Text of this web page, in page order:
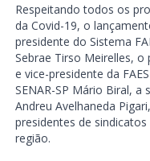
Respeitando todos os
da Covid-19, o
presidente do Sistema
Sebrae Tirso Meirelles, o
e vice-presidente da
SENAR-SP Mário Biral, a
Andreu Avelhaneda
presidentes de
região.